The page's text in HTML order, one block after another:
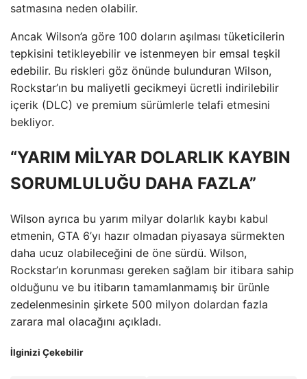
satmasına neden olabilir.
Ancak Wilson’a göre 100 doların aşılması tüketicilerin
tepkisini tetikleyebilir ve istenmeyen bir emsal teşkil
edebilir. Bu riskleri göz önünde bulunduran Wilson,
Rockstar’ın bu maliyetli gecikmeyi ücretli indirilebilir
içerik (DLC) ve premium sürümlerle telafi etmesini
bekliyor.
“YARIM MİLYAR DOLARLIK KAYBIN
SORUMLULUĞU DAHA FAZLA”
Wilson ayrıca bu yarım milyar dolarlık kaybı kabul
etmenin, GTA 6’yı hazır olmadan piyasaya sürmekten
daha ucuz olabileceğini de öne sürdü. Wilson,
Rockstar’ın korunması gereken sağlam bir itibara sahip
olduğunu ve bu itibarın tamamlanmamış bir ürünle
zedelenmesinin şirkete 500 milyon dolardan fazla
zarara mal olacağını açıkladı.
İlginizi Çekebilir